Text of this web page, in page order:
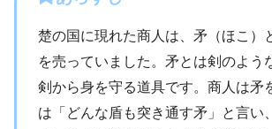
楚の国に現れた商人は、矛（ほこ）
を売っていました。矛とは剣のよう
剣から身を守る道具です。商人は矛
は「どんな盾も突き通す矛」と言い